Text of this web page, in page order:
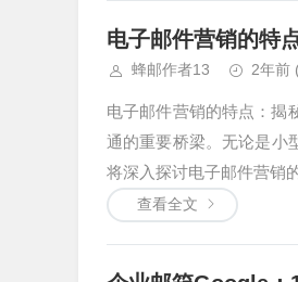
电子邮件营销的特
蜂邮作者13 2年前
电子邮件营销的特点：揭
通的重要桥梁。无论是小
将深入探讨电子邮件营销
查看全文